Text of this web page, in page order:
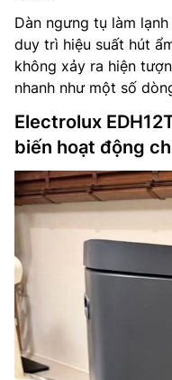
Dàn ngưng tụ làm
duy trì hiệu suất hút
không xảy ra hiện
nhanh như một số
Electrolux
biến hoạt động